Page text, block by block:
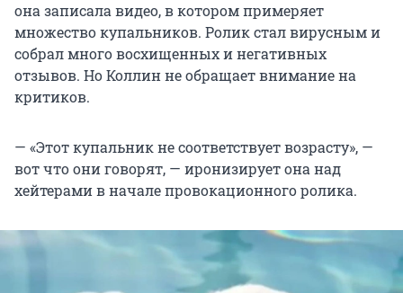
она записала видео, в котором примеряет
множество купальников. Ролик стал вирусным и
собрал много восхищенных и негативных
отзывов. Но Коллин не обращает внимание на
критиков.
— «Этот купальник не соответствует возрасту», —
вот что они говорят, — иронизирует она над
хейтерами в начале провокационного ролика.